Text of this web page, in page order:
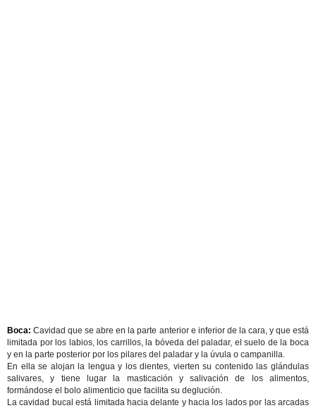
Boca: Cavidad que se abre en la parte anterior e inferior de la cara, y que está
limitada por los labios, los carrillos, la bóveda del paladar, el suelo de la boca
y en la parte posterior por los pilares del paladar y la úvula o campanilla.
En ella se alojan la lengua y los dientes, vierten su contenido las glándulas
salivares, y tiene lugar la masticación y salivación de los alimentos,
formándose el bolo alimenticio que facilita su deglución.
La cavidad bucal está limitada hacia delante y hacia los lados por las arcadas